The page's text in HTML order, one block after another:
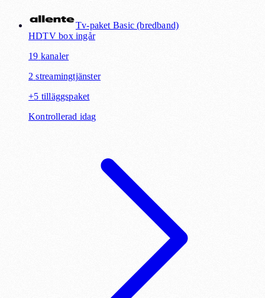
Tv-paket Basic (bredband)
HDTV box ingår
19 kanaler
2 streamingtjänster
+5 tilläggspaket
Kontrollerad idag